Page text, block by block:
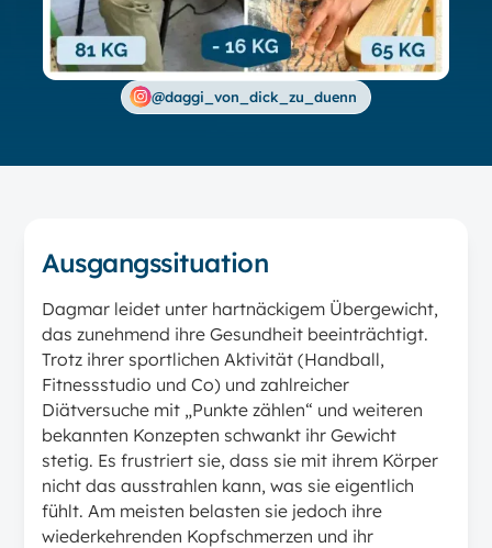
@daggi_von_dick_zu_duenn
Ausgangssituation
Dagmar leidet unter hartnäckigem Übergewicht,
das zunehmend ihre Gesundheit beeinträchtigt.
Trotz ihrer sportlichen Aktivität (Handball,
Fitnessstudio und Co) und zahlreicher
Diätversuche mit „Punkte zählen“ und weiteren
bekannten Konzepten schwankt ihr Gewicht
stetig. Es frustriert sie, dass sie mit ihrem Körper
nicht das ausstrahlen kann, was sie eigentlich
fühlt. Am meisten belasten sie jedoch ihre
wiederkehrenden Kopfschmerzen und ihr